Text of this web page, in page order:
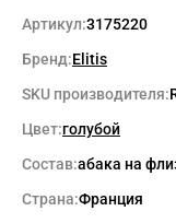
Артикул:3175220
Бренд:Elitis
SKU производителя:
Цвет:голубой
Состав:абака на
Страна:Франция